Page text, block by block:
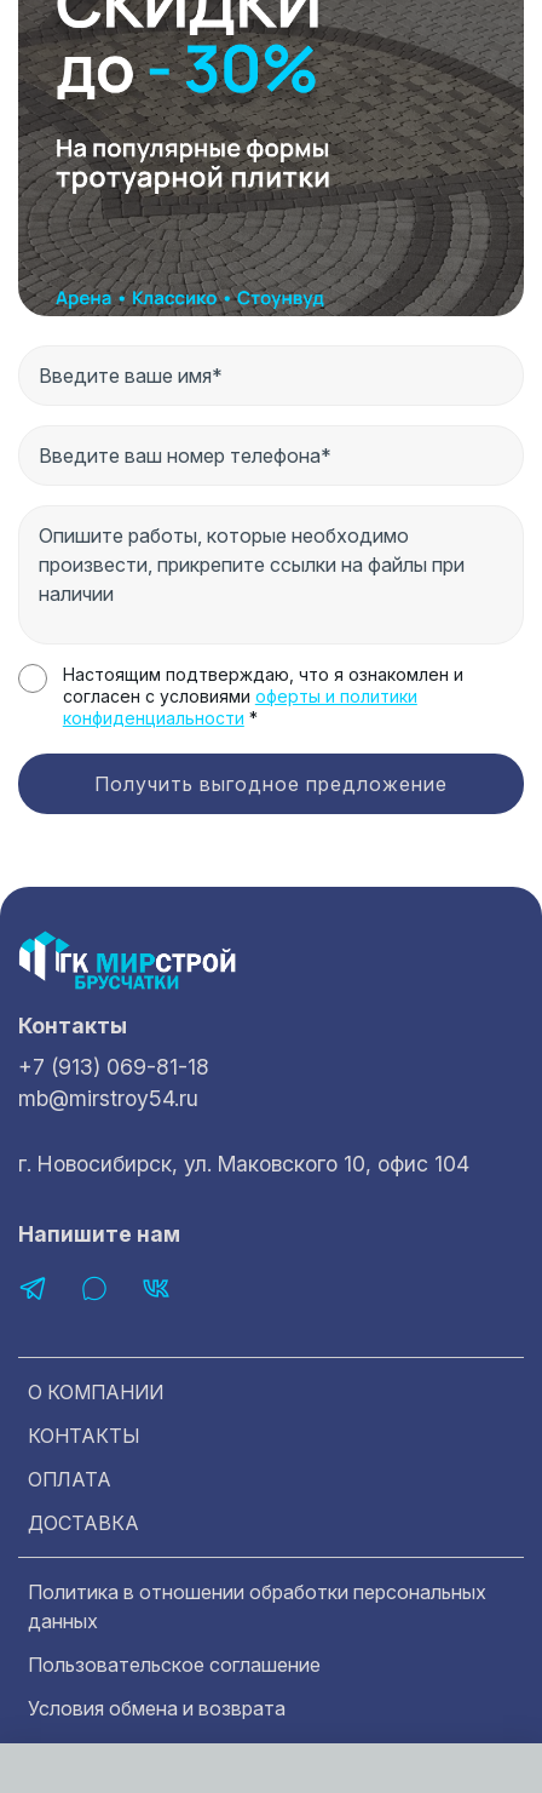
Настоящим подтверждаю, что я ознакомлен и
согласен с условиями оферты и политики
конфиденциальности *
Получить выгодное предложение
О КОМПАНИИ
КОНТАКТЫ
ОПЛАТА
ДОСТАВКА
Политика в отношении обработки персональных
данных
Пользовательское соглашение
Условия обмена и возврата
Контакты
+7 (913) 069-81-18
mb@mirstroy54.ru
г. Новосибирск, ул. Маковского 10, офис 104
Напишите нам